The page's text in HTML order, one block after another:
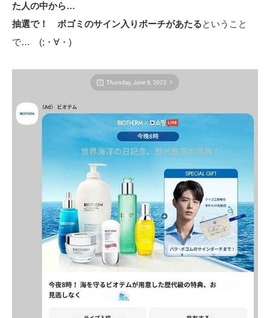
た人の中から…
抽選で！ ボゴミのサイン入りポーチがあたるということ
で… (;・∀・)